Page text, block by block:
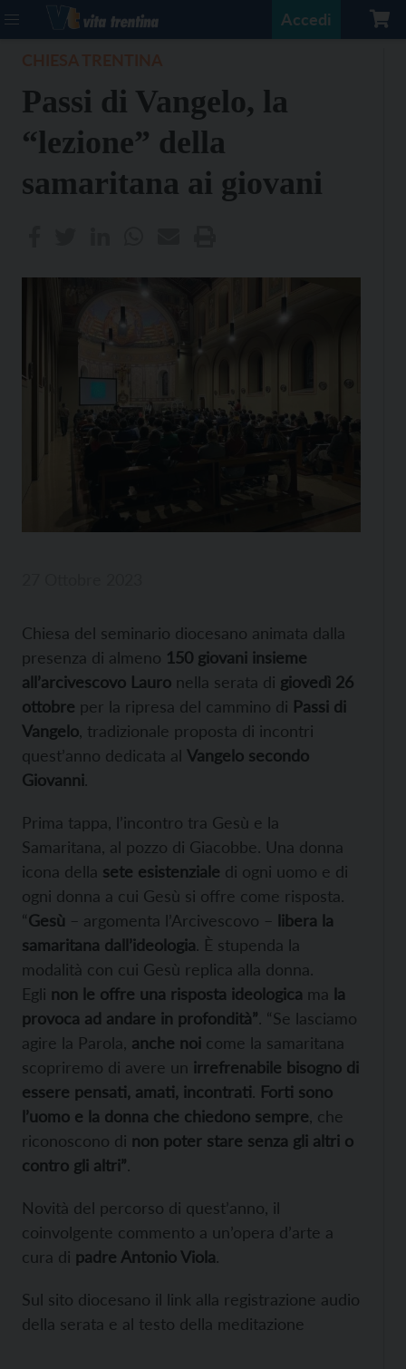
Accedi
Passi di Vangelo, la
“lezione” della
samaritana ai giovani
Chiesa del seminario diocesano animata dalla
presenza di almeno 150 giovani insieme
all’arcivescovo Lauro nella serata di giovedì 26
ottobre per la ripresa del cammino di Passi di
Vangelo , tradizionale proposta di incontri
quest’anno dedicata al Vangelo secondo
Giovanni.
Prima tappa, l’incontro tra Gesù e la
Samaritana, al pozzo di Giacobbe. Una donna
icona della sete esistenziale di ogni uomo e di
ogni donna a cui Gesù si offre come risposta.
“Gesù – argomenta l’Arcivescovo – libera la
samaritana dall’ideologia. È stupenda la
modalità con cui Gesù replica alla donna.
Egli non le offre una risposta ideologica ma la
provoca ad andare in profondità”. “Se lasciamo
agire la Parola, anche noi come la samaritana
scopriremo di avere un irrefrenabile bisogno di
essere pensati, amati, incontrati. Forti sono
l’uomo e la donna che chiedono sempre , che
riconoscono di non poter stare senza gli altri o
contro gli altri”.
Novità del percorso di quest’anno, il
coinvolgente commento a un’opera d’arte a
cura di padre Antonio Viola.
Sul sito diocesano il link alla registrazione audio
della serata e al testo della meditazione